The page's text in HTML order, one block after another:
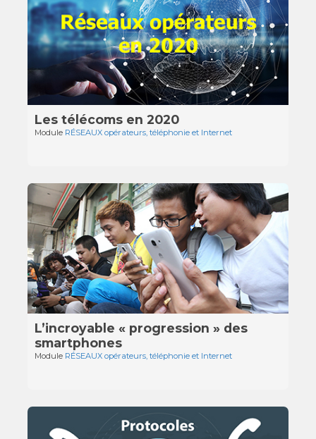
Les télécoms en 2020
Module RÉSEAUX opérateurs, téléphonie et Internet
L’incroyable « progression » des
smartphones
Module RÉSEAUX opérateurs, téléphonie et Internet